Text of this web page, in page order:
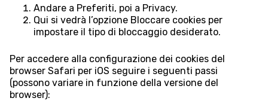
Andare a Preferiti, poi a Privacy.
Qui si vedrà l’opzione Bloccare cookies per
impostare il tipo di bloccaggio desiderato.
Per accedere alla configurazione dei cookies del
browser Safari per iOS seguire i seguenti passi
(possono variare in funzione della versione del
browser):